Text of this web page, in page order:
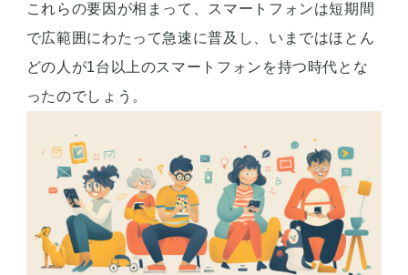
これらの要因が相まって、スマートフォンは短期間
で広範囲にわたって急速に普及し、いまではほとん
どの人が1台以上のスマートフォンを持つ時代とな
ったのでしょう。